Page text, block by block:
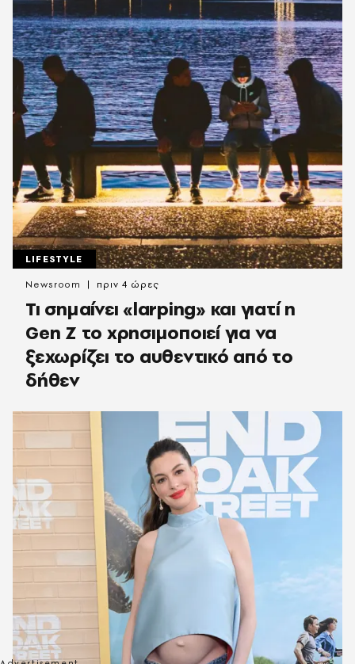
LIFESTYLE
Τι σημαίνει «larping» και γιατί η
Gen Z το χρησιμοποιεί για να
ξεχωρίζει το αυθεντικό από το
δήθεν
Newsroom πριν 4 ώρες